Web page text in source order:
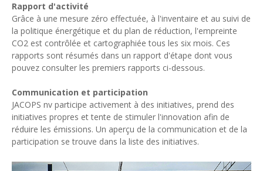
Rapport d'activité
Grâce à une mesure zéro effectuée, à l'inventaire et au suivi de
la politique énergétique et du plan de réduction, l'empreinte
CO2 est contrôlée et cartographiée tous les six mois. Ces
rapports sont résumés dans un rapport d'étape dont vous
pouvez consulter les premiers rapports ci-dessous.
Communication et participation
JACOPS nv participe activement à des initiatives, prend des
initiatives propres et tente de stimuler l'innovation afin de
réduire les émissions. Un aperçu de la communication et de la
participation se trouve dans la liste des initiatives.